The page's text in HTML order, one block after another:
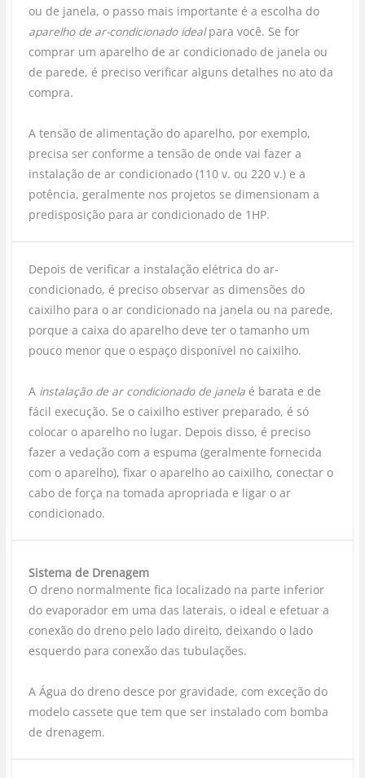
ou de janela, o passo mais importante é a escolha do
aparelho de ar-condicionado idealpara você. Se for
comprar um aparelho de ar condicionado de janela ou
de parede, é preciso verificar alguns detalhes no ato da
compra.
A tensão de alimentação do aparelho, por exemplo,
precisa ser conforme a tensão de onde vai fazer a
instalação de ar condicionado (110 v. ou 220 v.) e a
potência, geralmente nos projetos se dimensionam a
predisposição para ar condicionado de 1HP.
Depois de verificar a instalação elétrica do ar-
condicionado, é preciso observar as dimensões do
caixilho para o ar condicionado na janela ou na parede,
porque a caixa do aparelho deve ter o tamanho um
pouco menor que o espaço disponível no caixilho.
A instalação de ar condicionado de janelaé barata e de
fácil execução. Se o caixilho estiver preparado, é só
colocar o aparelho no lugar. Depois disso, é preciso
fazer a vedação com a espuma (geralmente fornecida
com o aparelho), fixar o aparelho ao caixilho, conectar o
cabo de força na tomada apropriada e ligar o ar
condicionado.
Sistema de Drenagem
O dreno normalmente fica localizado na parte inferior
do evaporador em uma das laterais, o ideal e efetuar a
conexão do dreno pelo lado direito, deixando o lado
esquerdo para conexão das tubulações.
A Água do dreno desce por gravidade, com exceção do
modelo cassete que tem que ser instalado com bomba
de drenagem.